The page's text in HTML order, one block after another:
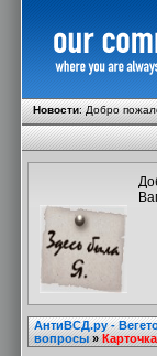
Новости:Добро
АнтиВСД.ру -
вопросы»